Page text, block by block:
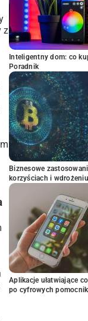
z
Inteligentny dom: co
Poradnik
Biznesowe
korzyściach i wdrożeniu
Aplikacje ułatwiające
po cyfrowych